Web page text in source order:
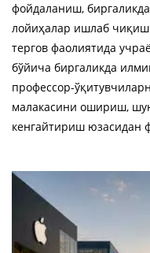
фойдаланиш,
лойиҳалар ишлаб чиқиш
тергов фаолиятида
бўйича биргаликда
профессор-
малакасини ошириш,
кенгайтириш юзасидан